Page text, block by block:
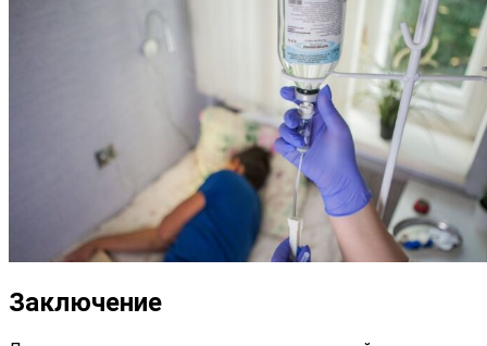
Заключение